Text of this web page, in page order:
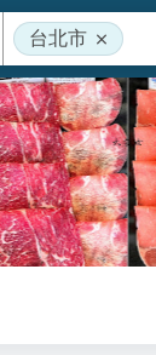
台北市